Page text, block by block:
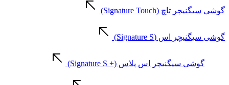
گوشی سیگنیچر تاچ (Signature Touch)
گوشی سیگنیچر اس (Signature S)
گوشی سیگنیچر اس پلاس (+ Signature S)